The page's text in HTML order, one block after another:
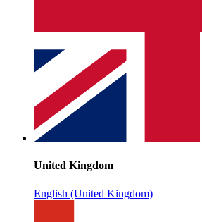
United Kingdom
English (United Kingdom)